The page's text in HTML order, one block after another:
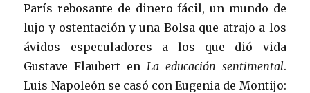
París rebosante de dinero fácil, un mundo de
lujo y ostentación y una Bolsa que atrajo a los
ávidos especuladores a los que dió vida
Gustave Flaubert en La educación sentimental.
Luis Napoleón se casó con Eugenia de Montijo: